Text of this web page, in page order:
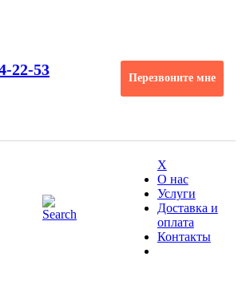
22-53 Перезвоните мне
X
О нас
Услуги
Доставка и
оплата
Контакты